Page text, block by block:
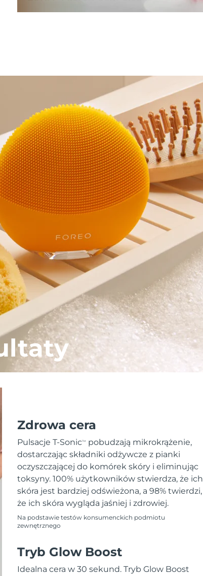
Zdrowa cera
Pulsacje T-SonicTM
pobudzają mikrokrążenie,
dostarczając składniki odżywcze z pianki
oczyszczającej do komórek skóry i eliminując
toksyny. 100% użytkowników stwierdza, że ich
skóra jest bardziej odświeżona, a 98% twierdzi,
że ich skóra wygląda jaśniej i zdrowiej.
Na podstawie testów konsumenckich podmiotu
zewnętrznego
Tryb Glow Boost
Idealna cera w 30 sekund. Tryb Glow Boost